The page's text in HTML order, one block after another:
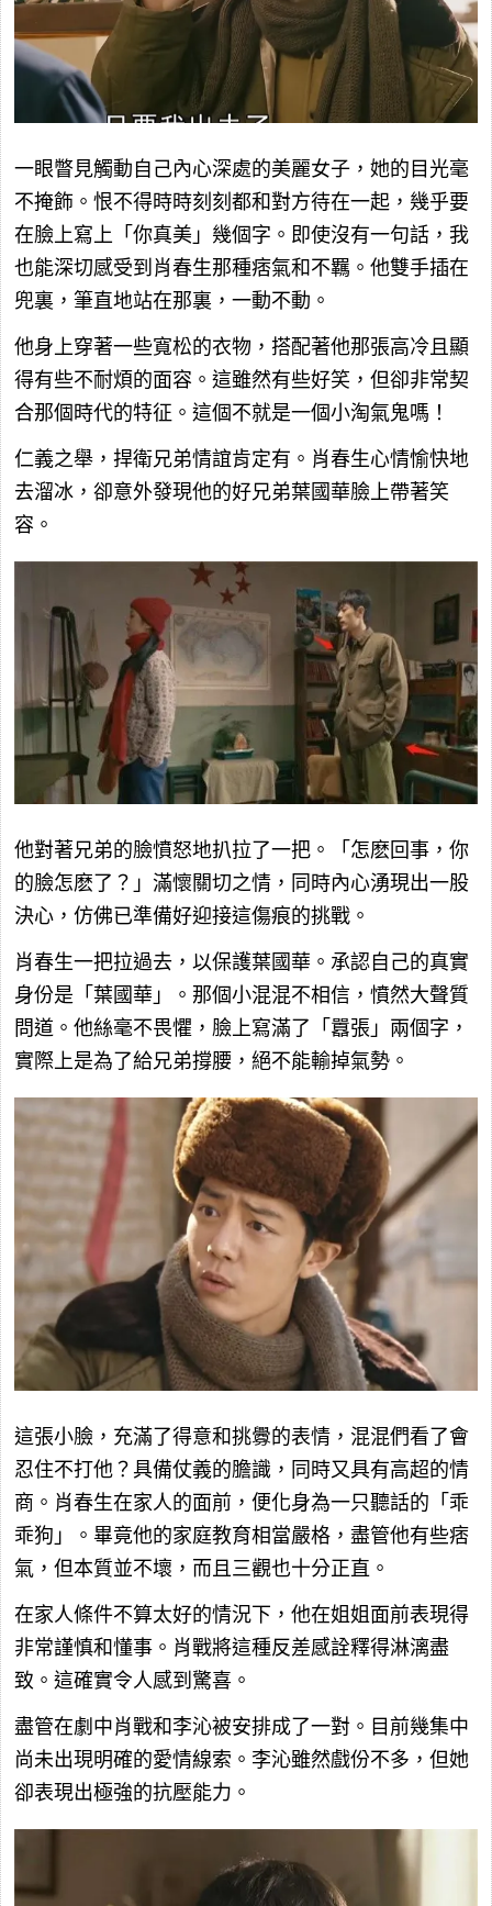
一眼瞥見觸動自己內心深處的美麗女子，她的目光毫
不掩飾。恨不得時時刻刻都和對方待在一起，幾乎要
在臉上寫上「你真美」幾個字。即使沒有一句話，我
也能深切感受到肖春生那種痞氣和不羈。他雙手插在
兜裏，筆直地站在那裏，一動不動。
他身上穿著一些寬松的衣物，搭配著他那張高冷且顯
得有些不耐煩的面容。這雖然有些好笑，但卻非常契
合那個時代的特征。這個不就是一個小淘氣鬼嗎！
仁義之舉，捍衛兄弟情誼肯定有。肖春生心情愉快地
去溜冰，卻意外發現他的好兄弟葉國華臉上帶著笑
容。
他對著兄弟的臉憤怒地扒拉了一把。「怎麽回事，你
的臉怎麽了？」滿懷關切之情，同時內心湧現出一股
決心，仿佛已準備好迎接這傷痕的挑戰。
肖春生一把拉過去，以保護葉國華。承認自己的真實
身份是「葉國華」。那個小混混不相信，憤然大聲質
問道。他絲毫不畏懼，臉上寫滿了「囂張」兩個字，
實際上是為了給兄弟撐腰，絕不能輸掉氣勢。
這張小臉，充滿了得意和挑釁的表情，混混們看了會
忍住不打他？具備仗義的膽識，同時又具有高超的情
商。肖春生在家人的面前，便化身為一只聽話的「乖
乖狗」。畢竟他的家庭教育相當嚴格，盡管他有些痞
氣，但本質並不壞，而且三觀也十分正直。
在家人條件不算太好的情況下，他在姐姐面前表現得
非常謹慎和懂事。肖戰將這種反差感詮釋得淋漓盡
致。這確實令人感到驚喜。
盡管在劇中肖戰和李沁被安排成了一對。目前幾集中
尚未出現明確的愛情線索。李沁雖然戲份不多，但她
卻表現出極強的抗壓能力。